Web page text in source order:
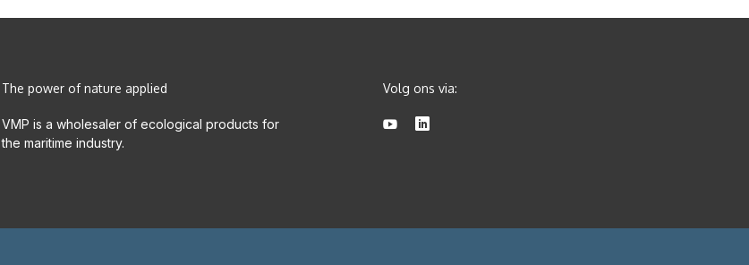
The power of nature applied
VMP is a wholesaler of ecological products for
the maritime industry.
Volg ons via: